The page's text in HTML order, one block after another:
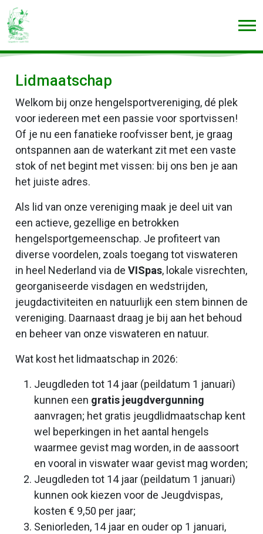
Lidmaatschap
Welkom bij onze hengelsportvereniging, dé plek
voor iedereen met een passie voor sportvissen!
Of je nu een fanatieke roofvisser bent, je graag
ontspannen aan de waterkant zit met een vaste
stok of net begint met vissen: bij ons ben je aan
het juiste adres.
Als lid van onze vereniging maak je deel uit van
een actieve, gezellige en betrokken
hengelsportgemeenschap. Je profiteert van
diverse voordelen, zoals toegang tot viswateren
in heel Nederland via de VISpas, lokale visrechten,
georganiseerde visdagen en wedstrijden,
jeugdactiviteiten en natuurlijk een stem binnen de
vereniging. Daarnaast draag je bij aan het behoud
en beheer van onze viswateren en natuur.
Wat kost het lidmaatschap in 2026:
Jeugdleden tot 14 jaar (peildatum 1 januari)
kunnen een gratis jeugdvergunning
aanvragen; het gratis jeugdlidmaatschap kent
wel beperkingen in het aantal hengels
waarmee gevist mag worden, in de aassoort
en vooral in viswater waar gevist mag worden;
Jeugdleden tot 14 jaar (peildatum 1 januari)
kunnen ook kiezen voor de Jeugdvispas,
kosten € 9,50 per jaar;
Seniorleden, 14 jaar en ouder op 1 januari,